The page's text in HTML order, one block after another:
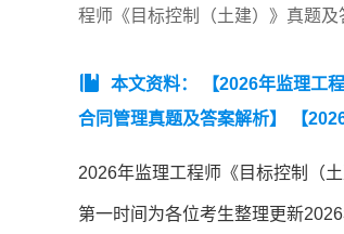
程师《目标控制（土建）》真题及
本文资料： 【2026年监理工
合同管理真题及答案解析】
【
5）】 【监理工程师《建设工程监
2026年监理工程师《目标控制（
第一时间为各位考生整理更新